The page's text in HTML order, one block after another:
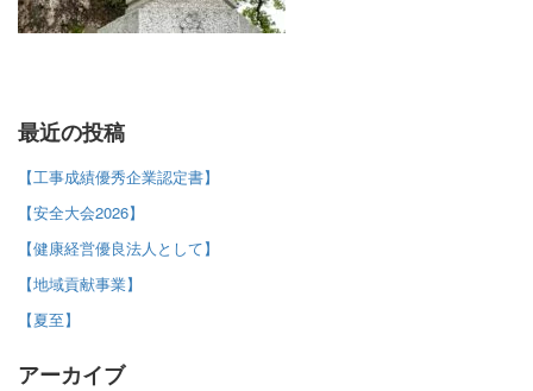
最近の投稿
【工事成績優秀企業認定書】
【安全大会2026】
【健康経営優良法人として】
【地域貢献事業】
【夏至】
アーカイブ